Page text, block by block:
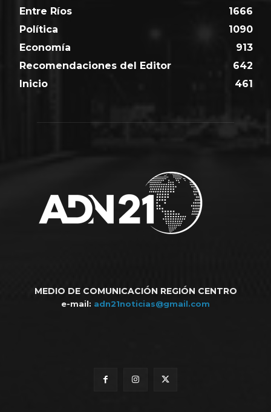
Entre Ríos
1666
Política
1090
Economía
913
Recomendaciones del Editor
642
Inicio
461
MEDIO DE COMUNICACIÓN REGIÓN CENTRO
e-mail: adn21noticias@gmail.com